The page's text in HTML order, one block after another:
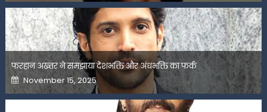
फरहान अख्तर ने समझाया देशभक्ति और अंधभक्ति का फर्क
Posted
on
November 15, 2025